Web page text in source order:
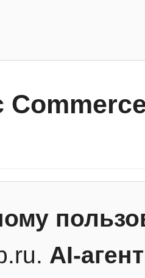
AI-агент